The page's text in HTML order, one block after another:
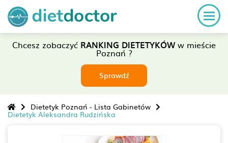
Chcesz zobaczyć RANKING DIETETYKÓWw mieście
Poznań ?
Sprawdź
Dietetyk Poznań - Lista Gabinetów
Dietetyk Aleksandra Rudzińska